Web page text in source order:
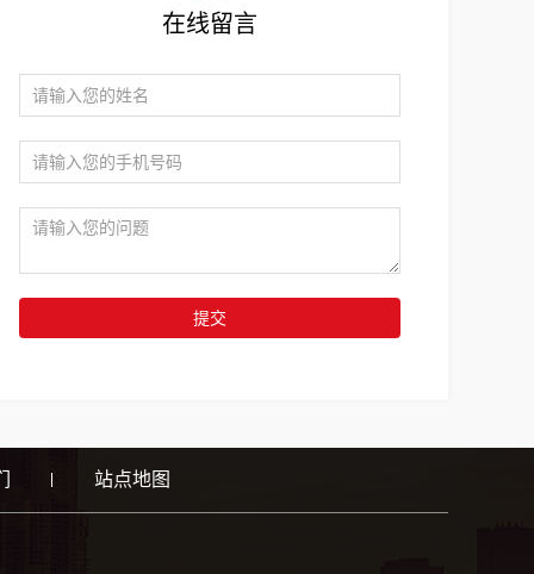
在线留言
提交
站点地图